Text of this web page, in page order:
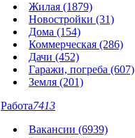
Жилая (1879)
Новостройки (31)
Дома (154)
Коммерческая (286)
Дачи (452)
Гаражи, погреба (607)
Земля (201)
Работа7413
Вакансии (6939)